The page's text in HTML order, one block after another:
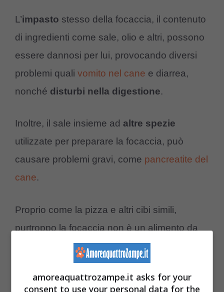
L’impasto stesso della focaccia, il contenuto
di ingredienti come sale, olio e altri, possono
essere dannosi per lui, provocando diversi
problemi quali vomito nel cane e diarrea,
nonché disturbi nella digestione.
Inoltre, il sale insieme ad altre spezie
utilizzate per preparare la focaccia, può
causare problemi gravi, come pancreatite del
cane.
Proprio come la pizza e altri cibi simili,
purtroppo la focaccia non è un alimento da
poter offrire al cane,troppo calorico
, tossico per la sua salute.
amoreaquattrozampe.it asks for your
consent to use your personal data for the